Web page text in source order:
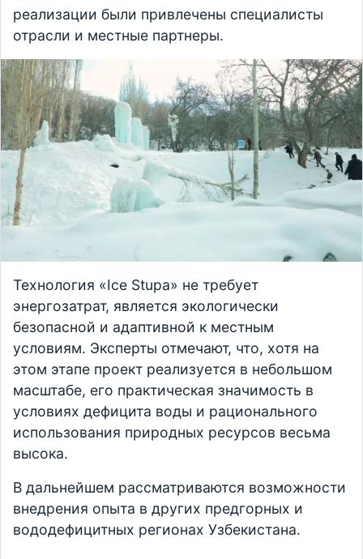
реализации были привлечены специалисты
отрасли и местные партнеры.
Технология «Ice Stupa» не требует
энергозатрат, является экологически
безопасной и адаптивной к местным
условиям. Эксперты отмечают, что, хотя на
этом этапе проект реализуется в небольшом
масштабе, его практическая значимость в
условиях дефицита воды и рационального
использования природных ресурсов весьма
высока.
В дальнейшем рассматриваются возможности
внедрения опыта в других предгорных и
вододефицитных регионах Узбекистана.